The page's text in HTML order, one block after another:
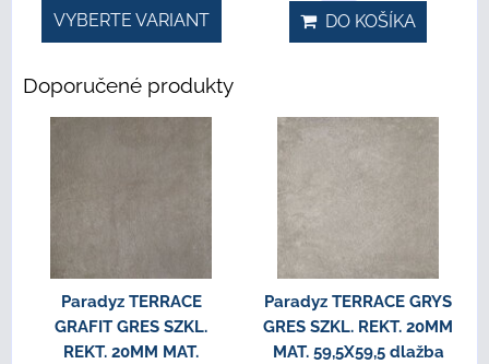
VYBERTE VARIANT DO KOŠÍKA
Doporučené produkty
Paradyz TERRACE
GRAFIT GRES SZKL.
REKT. 20MM MAT.
Paradyz TERRACE GRYS
GRES SZKL. REKT. 20MM
MAT. 59,5X59,5 dlažba